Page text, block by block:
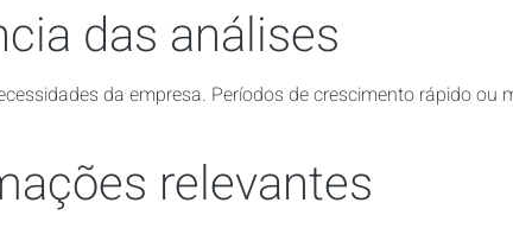
das análises
da empresa. Períodos de crescimento rápido ou
relevantes